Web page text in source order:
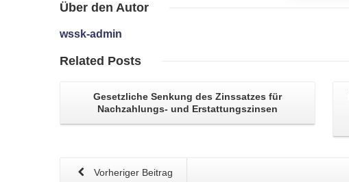
Über den Autor
wssk-admin
Related Posts
Gesetzliche Senkung des Zinssatzes für
Nachzahlungs- und Erstattungszinsen
Vorheriger Beitrag